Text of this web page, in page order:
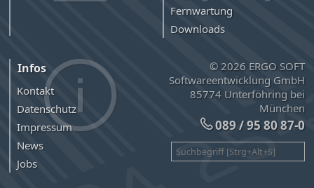
Fernwartung
Downloads
Infos
Kontakt
Datenschutz
Impressum
News
Jobs
© 2026 ERGO SOFT
Softwareentwicklung GmbH
85774 Unterföhring bei
München
089 / 95 80 87-0